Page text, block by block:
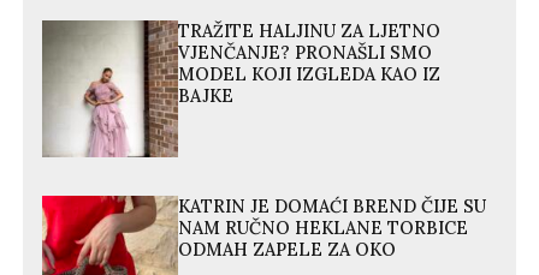
TRAŽITE HALJINU ZA LJETNO
VJENČANJE? PRONAŠLI SMO
MODEL KOJI IZGLEDA KAO IZ
BAJKE
KATRIN JE DOMAĆI BREND ČIJE SU
NAM RUČNO HEKLANE TORBICE
ODMAH ZAPELE ZA OKO